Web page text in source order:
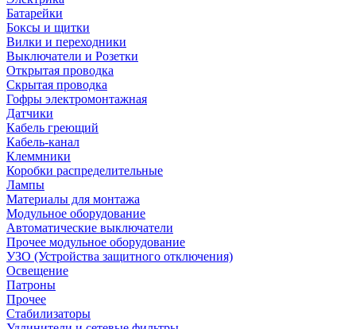
Батарейки
Боксы и щитки
Вилки и переходники
Выключатели и Розетки
Открытая проводка
Скрытая проводка
Гофры электромонтажная
Датчики
Кабель греющий
Кабель-канал
Клеммники
Коробки распределительные
Лампы
Материалы для монтажа
Модульное оборудование
Автоматические выключатели
Прочее модульное оборудование
УЗО (Устройства защитного отключения)
Освещение
Патроны
Прочее
Стабилизаторы